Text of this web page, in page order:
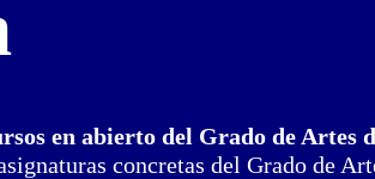
qué?
en abierto del Grado de Artes
concretas del Grado de